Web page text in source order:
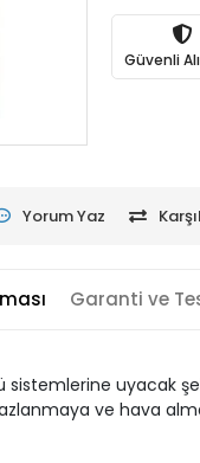
Güvenli
Yorum Yaz
Garanti ve
sistemlerine
ve hava